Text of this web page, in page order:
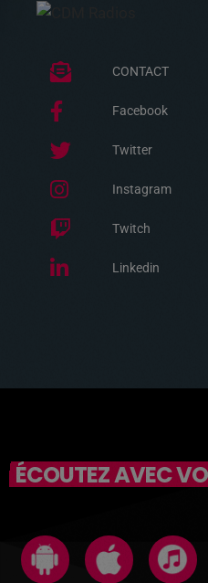
CONTACT
Facebook
Twitter
Instagram
Twitch
Linkedin
ÉCOUTEZ AVEC